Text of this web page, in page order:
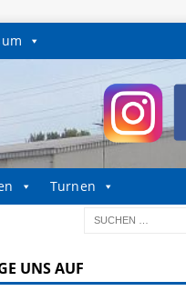
Turnen
UNS AUF